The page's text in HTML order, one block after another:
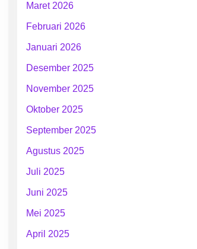
Maret 2026
Februari 2026
Januari 2026
Desember 2025
November 2025
Oktober 2025
September 2025
Agustus 2025
Juli 2025
Juni 2025
Mei 2025
April 2025